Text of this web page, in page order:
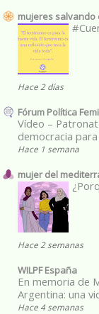
mujeres salvando
Hace 2 días
Fórum Política
Vídeo –
democracia
Hace 1 semana
mujer del
Hace 2 semanas
WILPF España
En memoria de
Argentina: una
Hace 4 semanas